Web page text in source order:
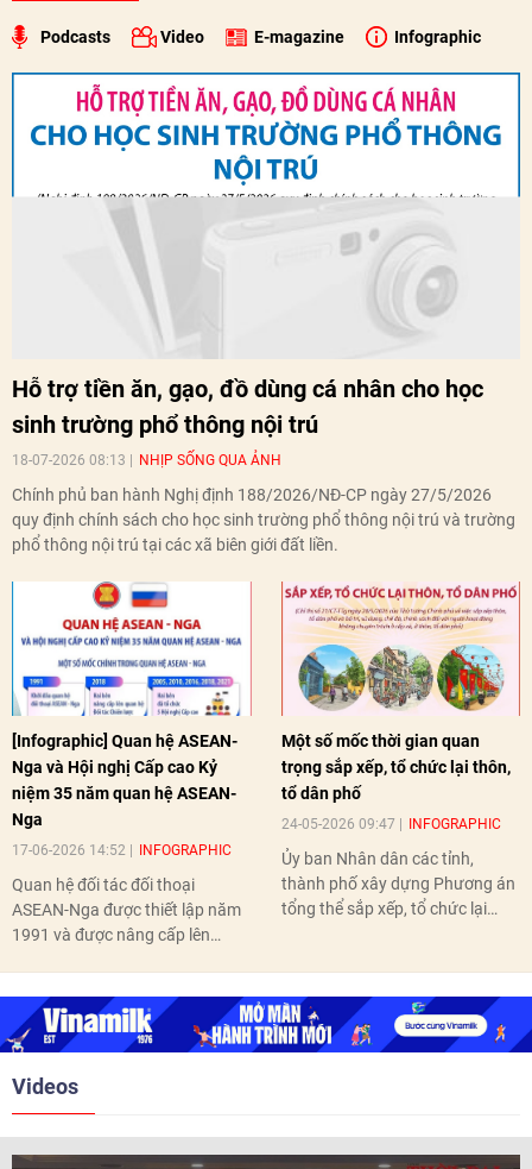
Podcasts Video E-magazine Infographic
Hỗ trợ tiền ăn, gạo, đồ dùng cá nhân cho học
sinh trường phổ thông nội trú
18-07-2026 08:13 NHỊP SỐNG QUA ẢNH
Chính phủ ban hành Nghị định 188/2026/NĐ-CP ngày 27/5/2026
quy định chính sách cho học sinh trường phổ thông nội trú và trường
phổ thông nội trú tại các xã biên giới đất liền.
[Infographic] Quan hệ ASEAN-
Nga và Hội nghị Cấp cao Kỷ
niệm 35 năm quan hệ ASEAN-
Nga
17-06-2026 14:52 INFOGRAPHIC
Quan hệ đối tác đối thoại
ASEAN-Nga được thiết lập năm
1991 và được nâng cấp lên
nghị Cấp cao vào các năm 2005,
2010, 2016, 2018, 2021.
Một số mốc thời gian quan
trọng sắp xếp, tổ chức lại thôn,
tổ dân phố
24-05-2026 09:47 INFOGRAPHIC
Ủy ban Nhân dân các tỉnh,
thành phố xây dựng Phương án
tổng thể sắp xếp, tổ chức lại
Videos